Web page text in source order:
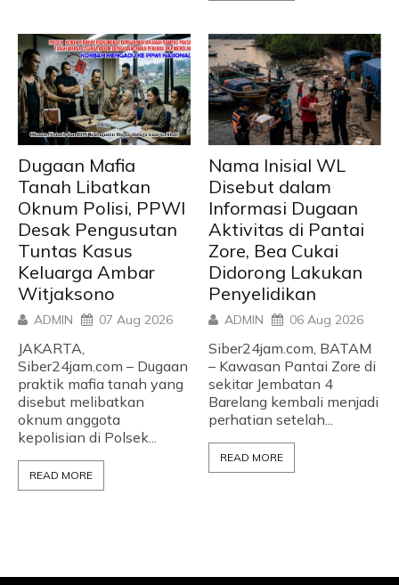
Dugaan Mafia
Tanah Libatkan
Oknum Polisi, PPWI
Desak Pengusutan
Tuntas Kasus
Keluarga Ambar
Witjaksono
ADMIN 07 Aug 2026
JAKARTA,
Siber24jam.com – Dugaan
praktik mafia tanah yang
disebut melibatkan
oknum anggota
kepolisian di Polsek...
READ MORE
Nama Inisial WL
Disebut dalam
Informasi Dugaan
Aktivitas di Pantai
Zore, Bea Cukai
Didorong Lakukan
Penyelidikan
ADMIN 06 Aug 2026
Siber24jam.com, BATAM
– Kawasan Pantai Zore di
sekitar Jembatan 4
Barelang kembali menjadi
perhatian setelah...
READ MORE